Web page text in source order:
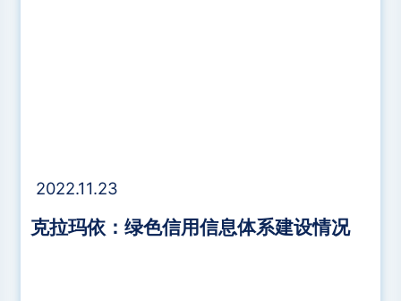
2022.11.23
克拉玛依：绿色信用信息体系建设情况